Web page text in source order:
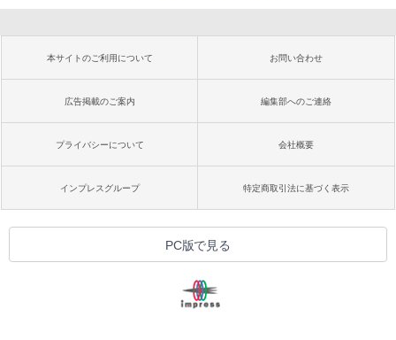
本サイトのご利用について お問い合わせ
広告掲載のご案内 編集部へのご連絡
プライバシーについて 会社概要
インプレスグループ 特定商取引法に基づく表示
PC版で見る